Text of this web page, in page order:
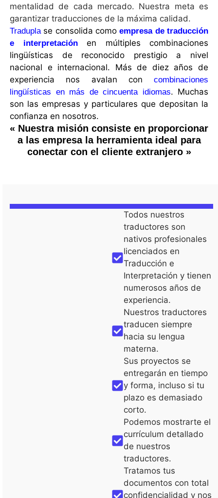
mentalidad de cada mercado. Nuestra meta es
garantizar traducciones de la máxima calidad.
Tradupla se consolida comoempresa de traducción
e interpretaciónen múltiples combinaciones
lingüísticas de reconocido prestigio a nivel
nacional e internacional. Más de diez años de
experiencia nos avalan con combinaciones
lingüísticas en más de cincuenta idiomas. Muchas
son las empresas y particulares que depositan la
confianza en nosotros.
« Nuestra misión consiste en proporcionar
a las empresa la herramienta ideal para
conectar con el cliente extranjero »
Todos nuestros
traductores son
nativos profesionales
licenciados en
Traducción e
Interpretación y tienen
numerosos años de
experiencia.
Nuestros traductores
traducen siempre
hacia su lengua
materna.
Sus proyectos se
entregarán en tiempo
y forma, incluso si tu
plazo es demasiado
corto.
Podemos mostrarte el
currículum detallado
de nuestros
traductores.
Tratamos tus
documentos con total
confidencialidad y nos